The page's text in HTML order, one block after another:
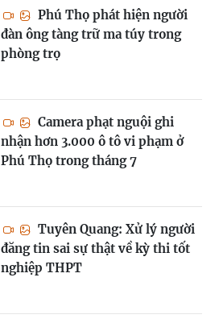
Phú Thọ phát hiện người
đàn ông tàng trữ ma túy trong
phòng trọ
Camera phạt nguội ghi
nhận hơn 3.000 ô tô vi phạm ở
Phú Thọ trong tháng 7
Tuyên Quang: Xử lý người
đăng tin sai sự thật về kỳ thi tốt
nghiệp THPT